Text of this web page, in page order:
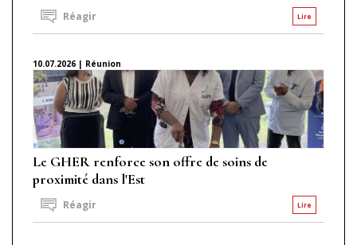
Lire
Réagir
10.07.2026 | Réunion
Le GHER renforce son offre de soins de
proximité dans l'Est
Lire
Réagir